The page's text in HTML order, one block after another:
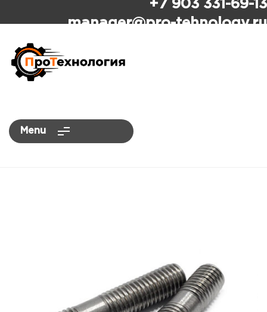
+7 903 331-69-13
manager@pro-tehnology.ru
Menu